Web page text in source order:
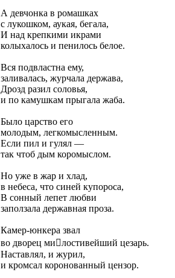
А девчонка в ромашках
с лукошком, аукая, бегала,
И над крепкими икрами
колыхалось и пенилось белое.
Вся подвластна ему,
заливалась, журчала держава,
Дрозд разил соловья,
и по камушкам прыгала жаба.
Было царство его
молодым, легкомысленным.
Если пил и гулял —
так чтоб дым коромыслом.
Но уже в жар и хлад,
в небеса, что синей купороса,
В сонный лепет любви
заползала державная проза.
Камер-юнкера звал
во дворец милостивейший цезарь.
Наставлял, и журил,
и кромсал коронованный цензор.